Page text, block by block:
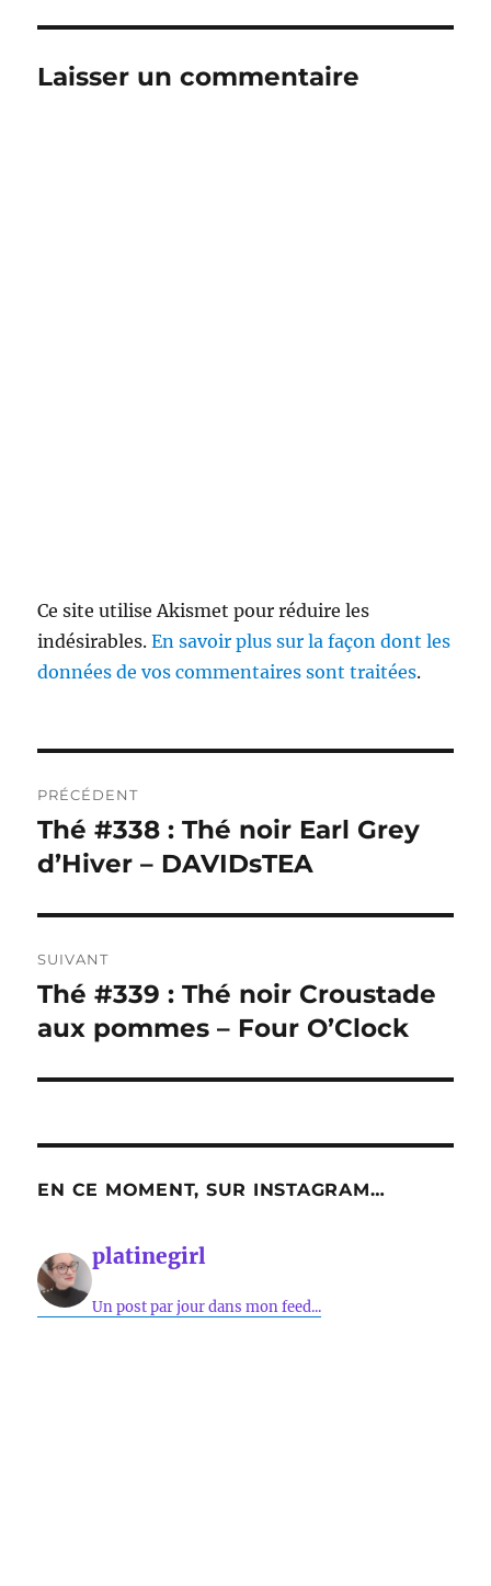
Laisser un commentaire
Ce site utilise Akismet pour réduire les
indésirables.En savoir plus sur la façon dont les
données de vos commentaires sont traitées.
de
l’article
PRÉCÉDENT
Publication
précédente :
Thé #338 : Thé noir Earl Grey
d’Hiver – DAVIDsTEA
SUIVANT
Publication
suivante :
Thé #339 : Thé noir Croustade
aux pommes – Four O’Clock
EN CE MOMENT, SUR INSTAGRAM…
platinegirl
Un post par jour dans mon feed...